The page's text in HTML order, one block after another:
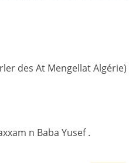
des At Mengellat Algérie)
n Baba Yusef .